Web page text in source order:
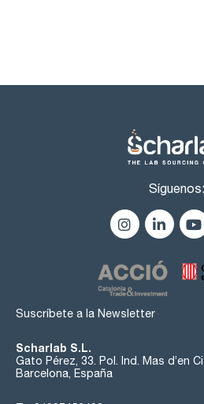
sustancias reducibles: pasa test
límite de residuo no volátil: max.
Síguenos:
Suscríbete a la Newsletter
Scharlab S.L.
Gato Pérez, 33. Pol. Ind. Mas d’en
Barcelona, España